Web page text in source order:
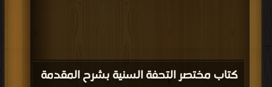
كتاب مختصر التحفة السنية بشرح المقدمة